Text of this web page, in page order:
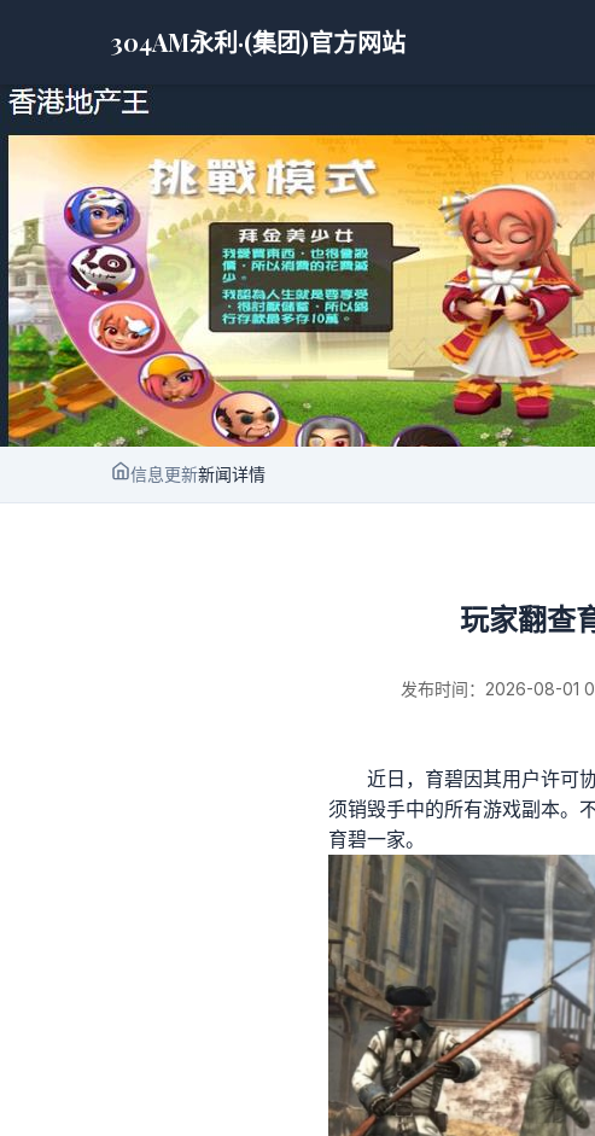
304AM永利·(集团)官方网站
信息更新新闻详情
玩家翻查
发布时间：2026-08-01
近日，育碧因其用户许可
须销毁手中的所有游戏副本。
育碧一家。